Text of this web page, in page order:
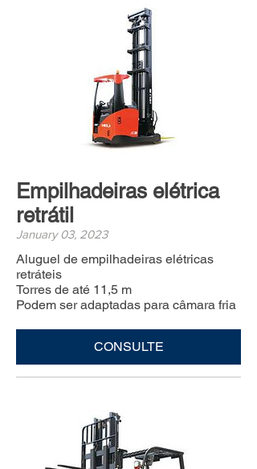
Empilhadeiras elétrica
retrátil
January 03, 2023
Aluguel de empilhadeiras elétricas
retráteis
Torres de até 11,5 m
Podem ser adaptadas para câmara fria
CONSULTE